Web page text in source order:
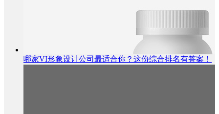
哪家VI形象设计公司最适合你？这份综合排名有答案！